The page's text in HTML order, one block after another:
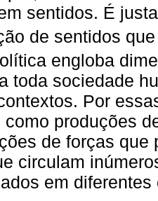
sentidos. É
de sentidos
engloba
toda sociedade
Por
como produções
de forças
circulam
em diferentes